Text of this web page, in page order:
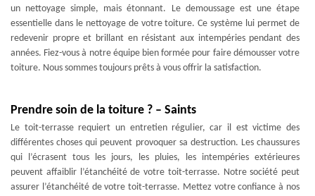
un nettoyage simple, mais étonnant. Le demoussage est une étape
essentielle dans le nettoyage de votre toiture. Ce système lui permet de
redevenir propre et brillant en résistant aux intempéries pendant des
années. Fiez-vous à notre équipe bien formée pour faire démousser votre
toiture. Nous sommes toujours prêts à vous offrir la satisfaction.
Prendre soin de la toiture ? – Saints
Le toit-terrasse requiert un entretien régulier, car il est victime des
différentes choses qui peuvent provoquer sa destruction. Les chaussures
qui l’écrasent tous les jours, les pluies, les intempéries extérieures
peuvent affaiblir l’étanchéité de votre toit-terrasse. Notre société peut
assurer l’étanchéité de votre toit-terrasse. Mettez votre confiance à nos